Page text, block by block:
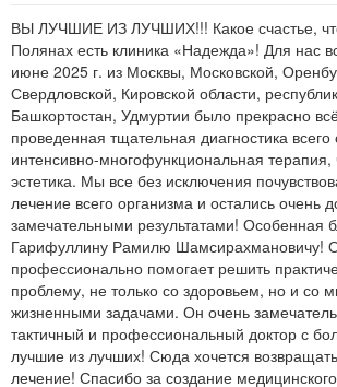
ВЫ ЛУЧШИЕ ИЗ ЛУЧШИХ!!! Какое счастье,
Полянах есть клиника «Надежда»! Для нас
июне 2025 г. из Москвы, Московской,
Свердловской, Кировской области,
Башкортостан, Удмуртии было прекрасно
проведенная тщательная диагностика всего
интенсивно-многофункциональная терапия,
эстетика. Мы все без исключения
лечение всего организма и остались очень
замечательными результатами! Особенная
Гарифуллину Рамилю Шамсирахмановичу!
профессионально помогает решить
проблему, не только со здоровьем, но и со
жизненными задачами. Он очень
тактичный и профессиональный доктор с
лучшие из лучших! Сюда хочется
лечение! Спасибо за создание